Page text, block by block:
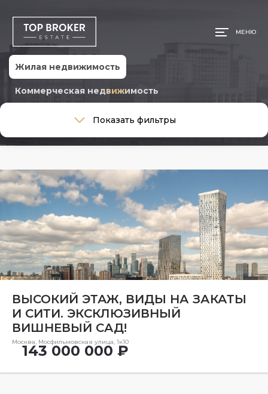
МЕНЮ
Жилая недвижимость
Коммерческая недвижимость
Тип сделки
Тип недвижимости
Общая площадь, м
Ремонт
Ремонт
Район
Район
Количество комнат
5 и более
Показать фильтры
ВЫСОКИЙ ЭТАЖ, ВИДЫ НА ЗАКАТЫ
И СИТИ. ЭКСКЛЮЗИВНЫЙ
ВИШНЕВЫЙ САД!
Москва, Мосфильмовская улица, 1к10
143 000 000 ₽